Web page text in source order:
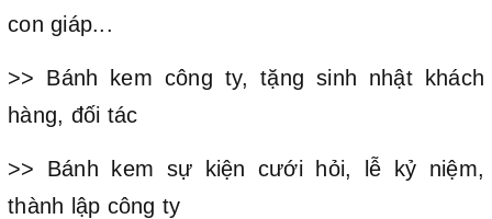
con giáp...
>> Bánh kem công ty, tặng sinh nhật khách
hàng, đối tác
>> Bánh kem sự kiện cưới hỏi, lễ kỷ niệm,
thành lập công ty